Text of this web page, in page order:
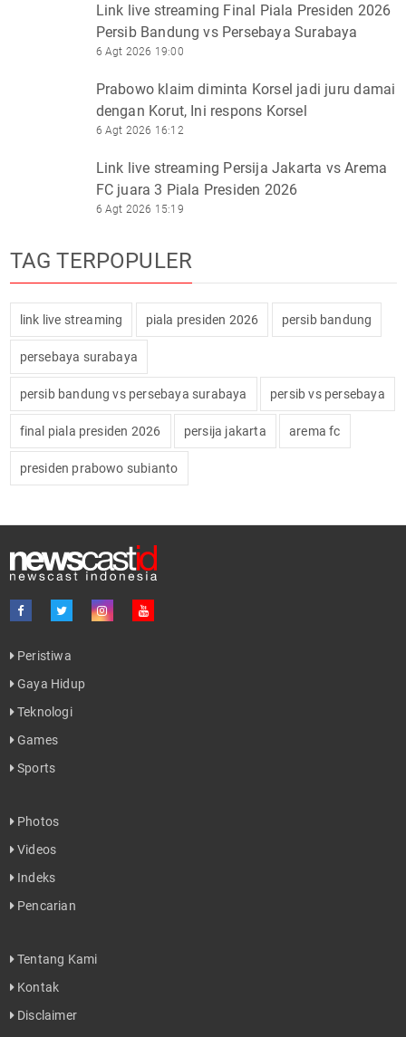
Link live streaming Final Piala Presiden 2026
Persib Bandung vs Persebaya Surabaya
6 Agt 2026 19:00
Prabowo klaim diminta Korsel jadi juru damai
dengan Korut, Ini respons Korsel
6 Agt 2026 16:12
Link live streaming Persija Jakarta vs Arema
FC juara 3 Piala Presiden 2026
6 Agt 2026 15:19
TAG TERPOPULER
link live streaming piala presiden 2026 persib bandung
persebaya surabaya
persib bandung vs persebaya surabaya persib vs persebaya
final piala presiden 2026 persija jakarta arema fc
presiden prabowo subianto
Peristiwa
Gaya Hidup
Teknologi
Games
Sports
Photos
Videos
Indeks
Pencarian
Tentang Kami
Kontak
Disclaimer